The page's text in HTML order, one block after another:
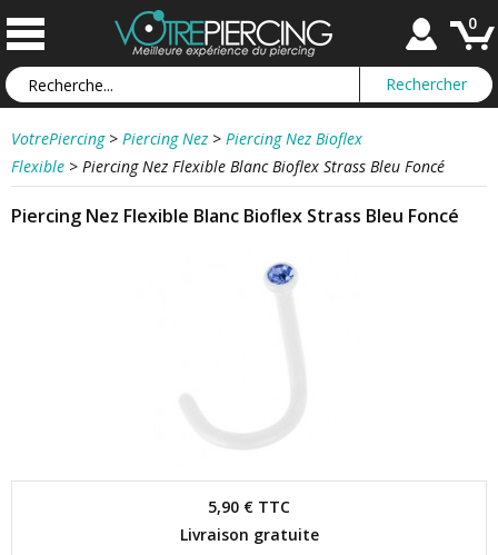
0
VotrePiercing > Piercing Nez > Piercing Nez Bioflex
Flexible > Piercing Nez Flexible Blanc Bioflex Strass Bleu Foncé
Piercing Nez Flexible Blanc Bioflex Strass Bleu Foncé
5,90 € TTC
Livraison gratuite